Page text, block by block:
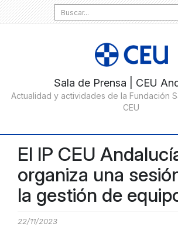
Search
for:
El IP CEU
organiza una
la gestión de
22/11/2023